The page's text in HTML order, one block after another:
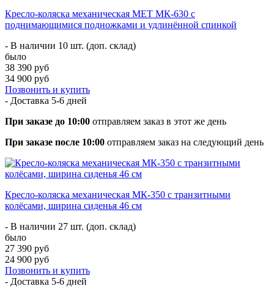
Кресло-коляска механическая МЕТ МК-630 c
поднимающимися подножками и удлинённой спинкой
- В наличии 10 шт. (доп. склад)
было
38 390 руб
34 900 руб
Позвонить и купить
- Доставка 5-6 дней
При заказе до 10:00 отправляем заказ в этот же день
При заказе после 10:00 отправляем заказ на следующий день
Кресло-коляска механическая МК-350 с транзитными
колёсами, ширина сиденья 46 см
- В наличии 27 шт. (доп. склад)
было
27 390 руб
24 900 руб
Позвонить и купить
- Доставка 5-6 дней